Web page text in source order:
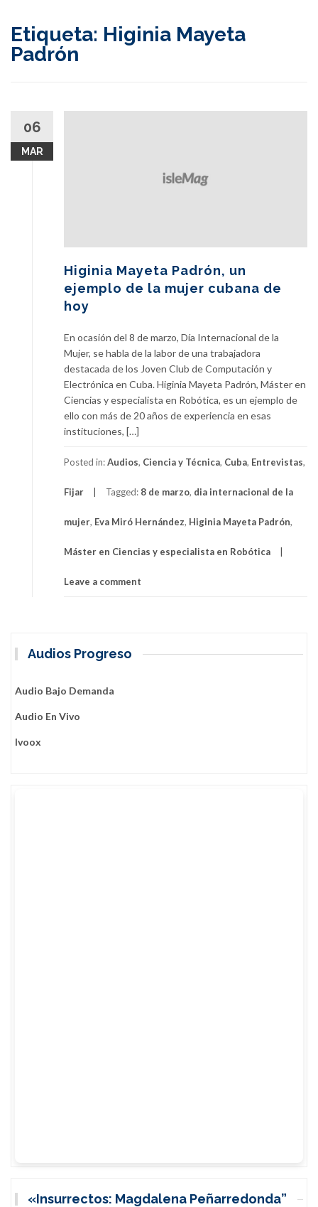
Etiqueta: Higinia Mayeta
Padrón
06
MAR
Higinia Mayeta Padrón, un
ejemplo de la mujer cubana de
hoy
En ocasión del 8 de marzo, Día Internacional de la
Mujer, se habla de la labor de una trabajadora
destacada de los Joven Club de Computación y
Electrónica en Cuba. Higinia Mayeta Padrón, Máster en
Ciencias y especialista en Robótica, es un ejemplo de
ello con más de 20 años de experiencia en esas
instituciones, […]
Posted in:Audios, Ciencia y Técnica, Cuba, Entrevistas,
Fijar Tagged: 8 de marzo, dia internacional de la
mujer, Eva Miró Hernández, Higinia Mayeta Padrón,
Máster en Ciencias y especialista en Robótica
Leave a comment
Audios Progreso
Audio Bajo Demanda
Audio En Vivo
Ivoox
«Insurrectos: Magdalena Peñarredonda”